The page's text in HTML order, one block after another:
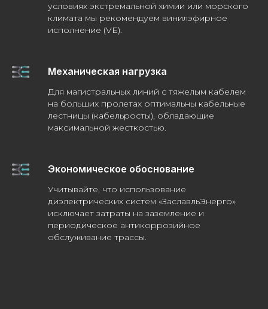
условиях экстремальной химии или морского
климата мы рекомендуем винилэфирное
исполнение (VE).
Механическая нагрузка
Для магистральных линий с тяжелым кабелем
на больших пролетах оптимальны кабельные
лестницы (кабельросты), обладающие
максимальной жесткостью.
Экономическое обоснование
Учитывайте, что использование
диэлектрических систем «ЗаславльЭнерго»
исключает затраты на заземление и
периодическое антикоррозийное
обслуживание трассы.